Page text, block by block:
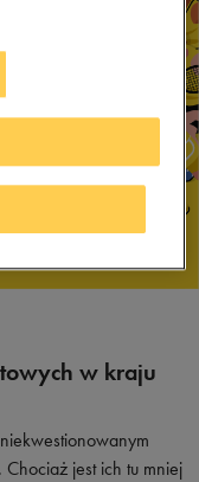
w kraju
jest ich tu mniej